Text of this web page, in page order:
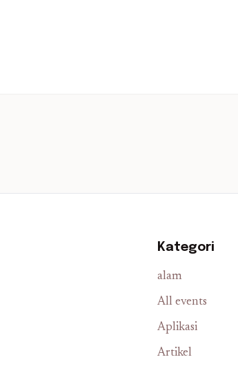
Kategori
alam
All events
Aplikasi
Artikel